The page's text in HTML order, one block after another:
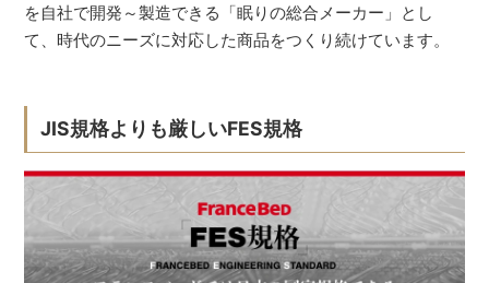
を自社で開発～製造できる「眠りの総合メーカー」とし
て、時代のニーズに対応した商品をつくり続けています。
JIS規格よりも厳しいFES規格